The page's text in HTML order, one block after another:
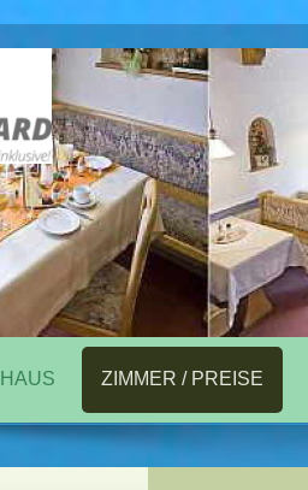
ZIMMER / PREISE